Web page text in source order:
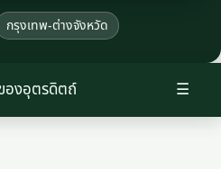
กรุงเทพ-ต่างจังหวัด
☰
องอุตรดิตถ์